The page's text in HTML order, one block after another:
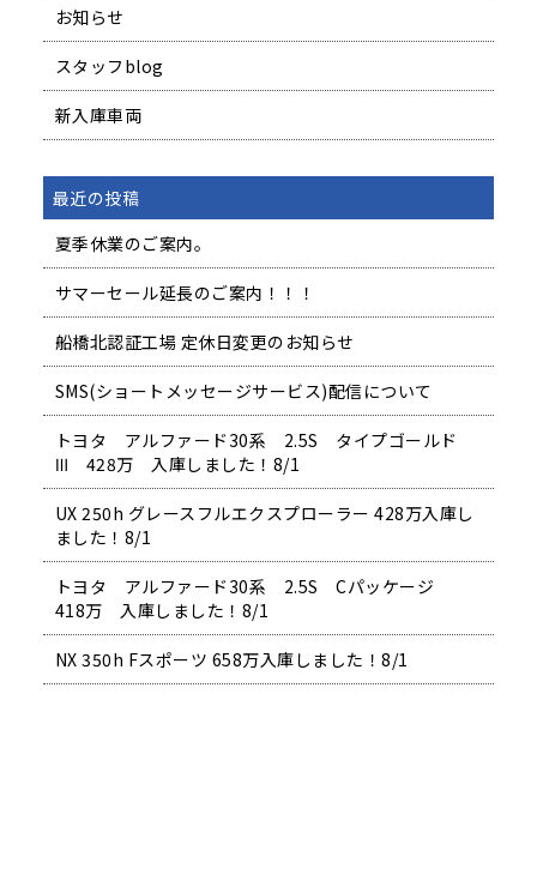
お知らせ
スタッフblog
新入庫車両
最近の投稿
夏季休業のご案内。
サマーセール延長のご案内！！！
船橋北認証工場 定休日変更のお知らせ
SMS(ショートメッセージサービス)配信について
トヨタ アルファード30系 2.5S タイプゴールド
Ⅲ 428万 入庫しました！8/1
UX 250h グレースフルエクスプローラー 428万入庫し
ました！8/1
トヨタ アルファード30系 2.5S Cパッケージ
418万 入庫しました！8/1
NX 350h Fスポーツ 658万入庫しました！8/1